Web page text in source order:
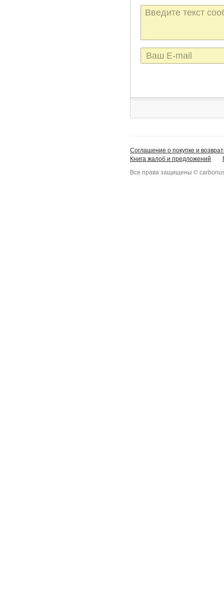
Текст
сообщения
E-
mail
Соглашение о покупке и
Книга жалоб и предложений
Все права защищены ©